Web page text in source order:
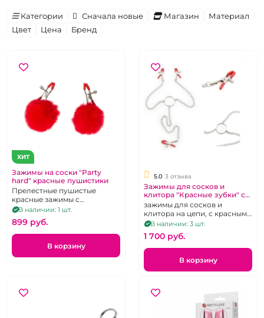
Категории Сначала новые Магазин
Материал
Цвет
Цена Бренд
ХИТ
Зажимы на соски "Party
hard" красные пушистики
Прелестные пушистые
красные зажимы с
винтиками
В наличии: 1 шт.
899 pуб.
В корзину
5.0 3 отзыва
Зажимы для сосков и
клитора "Красные зубки" с
красными силиконовыми
наконечниками
зажимы для сосков и
клитора на цепи, с красными
наконечниками
В наличии: 3 шт.
1 700 pуб.
В корзину